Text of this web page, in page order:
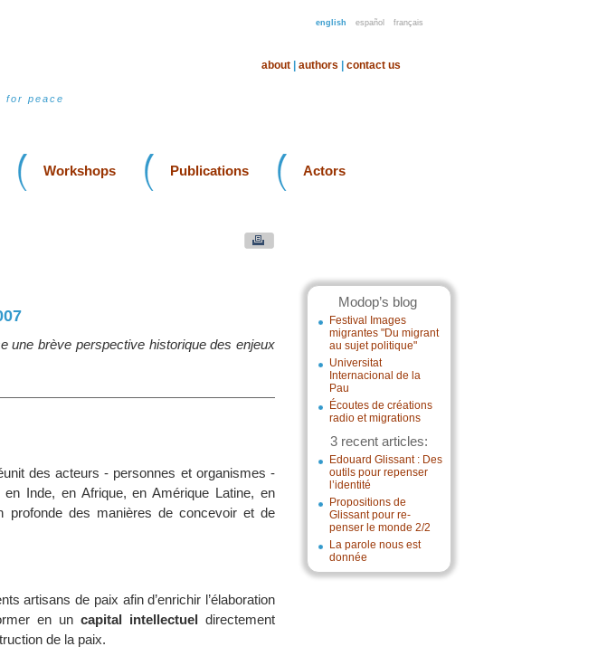
english español français
for peace
about authors contact us
Workshops Publications Actors
Modop’s blog
Festival Images
migrantes "Du migrant
au sujet politique"
Universitat
Internacional de la
Pau
Écoutes de créations
radio et migrations
3 recent articles:
Edouard Glissant : Des
outils pour repenser
l’identité
Propositions de
Glissant pour re-
penser le monde 2/2
La parole nous est
donnée
une brève perspective historique des enjeux
des acteurs - personnes et organismes -
Inde, en Afrique, en Amérique Latine, en
profonde des manières de concevoir et de
artisans de paix afin d’enrichir l’élaboration
en uncapital intellectuel directement
de la paix.